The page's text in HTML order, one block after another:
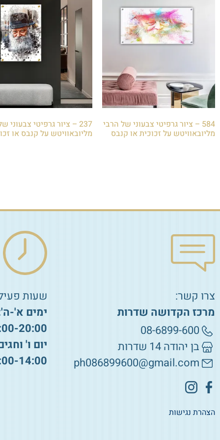
584 – ציור גרפיטי צבעוני של הרבי
מליובאוויטש על זכוכית או קנבס
237 – ציור גרפיטי צבעוני
מליובאוויטש על קנבס או
צרו קשר:
מרכז הקדושה שדרות
08-6899-600
בן יהודה 14 שדרות
ph086899600@gmail.com
הצהרת נגישות
שעות
ימים א'-
20:00
יום ו'
14:00